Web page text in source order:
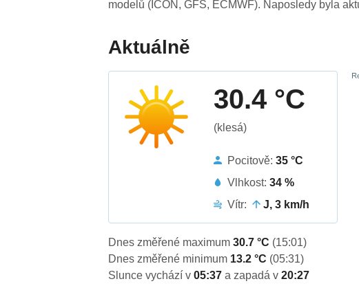
modelů (ICON, GFS, ECMWF). Naposledy byla
Aktuálně
30.4 °C
(klesá)
Pocitově:35 °C
Vlhkost:34 %
Vítr:
J, 3 km/h
Dnes změřené maximum30.7 °C (15:01)
Dnes změřené minimum 13.2 °C (05:31)
Slunce vychází v05:37a zapadá v20:27